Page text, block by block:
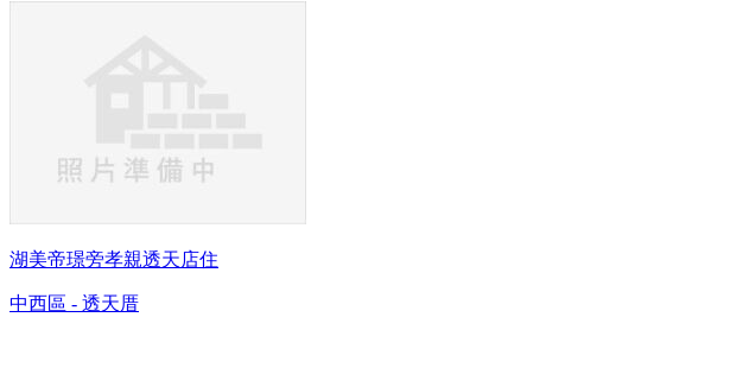
湖美帝璟旁孝親透天店住
中西區 - 透天厝